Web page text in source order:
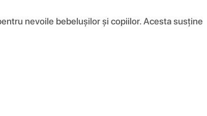
nevoile bebelușilor și copiilor. Acesta susține